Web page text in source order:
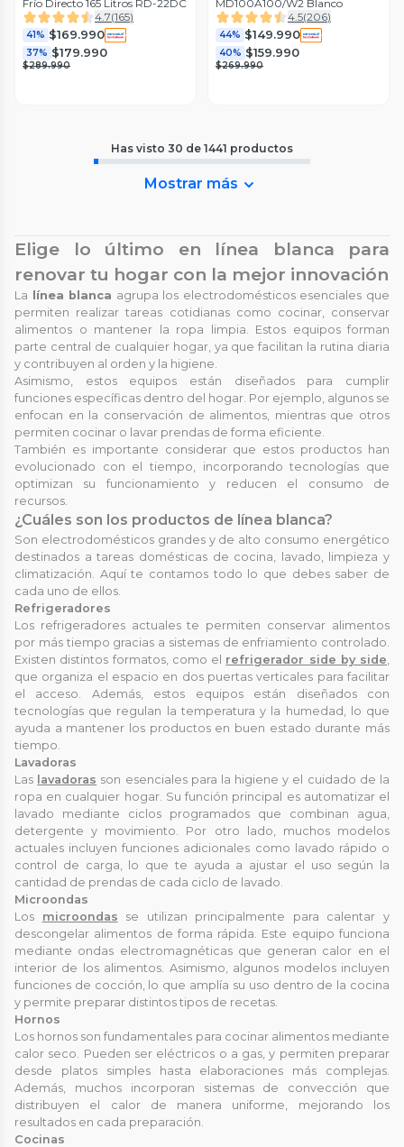
Frío Directo 165 Litros RD-22DC
4.7(165)
41% $169.990
37% $179.990
$289.990
MD100A100/W2 Blanco
4.5(206)
44% $149.990
40% $159.990
$269.990
Has visto 30 de 1441 productos
Mostrar más
Elige lo último en línea blanca para
renovar tu hogar con la mejor innovación
La línea blanca agrupa los electrodomésticos esenciales que
permiten realizar tareas cotidianas como cocinar, conservar
alimentos o mantener la ropa limpia. Estos equipos forman
parte central de cualquier hogar, ya que facilitan la rutina diaria
y contribuyen al orden y la higiene.
Asimismo, estos equipos están diseñados para cumplir
funciones específicas dentro del hogar. Por ejemplo, algunos se
enfocan en la conservación de alimentos, mientras que otros
permiten cocinar o lavar prendas de forma eficiente.
También es importante considerar que estos productos han
evolucionado con el tiempo, incorporando tecnologías que
optimizan su funcionamiento y reducen el consumo de
recursos.
¿Cuáles son los productos de línea blanca?
Son electrodomésticos grandes y de alto consumo energético
destinados a tareas domésticas de cocina, lavado, limpieza y
climatización. Aquí te contamos todo lo que debes saber de
cada uno de ellos.
Refrigeradores
Los refrigeradores actuales te permiten conservar alimentos
por más tiempo gracias a sistemas de enfriamiento controlado.
Existen distintos formatos, como el refrigerador side by side
que organiza el espacio en dos puertas verticales para facilitar
el acceso. Además, estos equipos están diseñados con
tecnologías que regulan la temperatura y la humedad, lo que
ayuda a mantener los productos en buen estado durante más
tiempo.
Lavadoras
Las lavadoras son esenciales para la higiene y el cuidado de la
ropa en cualquier hogar. Su función principal es automatizar el
lavado mediante ciclos programados que combinan agua,
detergente y movimiento. Por otro lado, muchos modelos
actuales incluyen funciones adicionales como lavado rápido o
control de carga, lo que te ayuda a ajustar el uso según la
cantidad de prendas de cada ciclo de lavado.
Microondas
Los microondas se utilizan principalmente para calentar y
descongelar alimentos de forma rápida. Este equipo funciona
mediante ondas electromagnéticas que generan calor en el
interior de los alimentos. Asimismo, algunos modelos incluyen
funciones de cocción, lo que amplía su uso dentro de la cocina
y permite preparar distintos tipos de recetas.
Hornos
Los hornos son fundamentales para cocinar alimentos mediante
calor seco. Pueden ser eléctricos o a gas, y permiten preparar
desde platos simples hasta elaboraciones más complejas.
Además, muchos incorporan sistemas de convección que
distribuyen el calor de manera uniforme, mejorando los
resultados en cada preparación.
Cocinas